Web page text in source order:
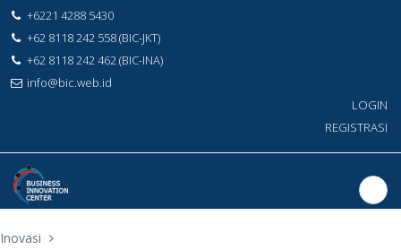
+6221 4288 5430
+62 8118 242 558 (BIC-JKT)
+62 8118 242 462 (BIC-INA)
info@bic.web.id
LOGIN
REGISTRASI
Inovasi